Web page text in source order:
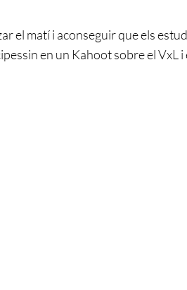
el matí i aconseguir que els
en un Kahoot sobre el VxL